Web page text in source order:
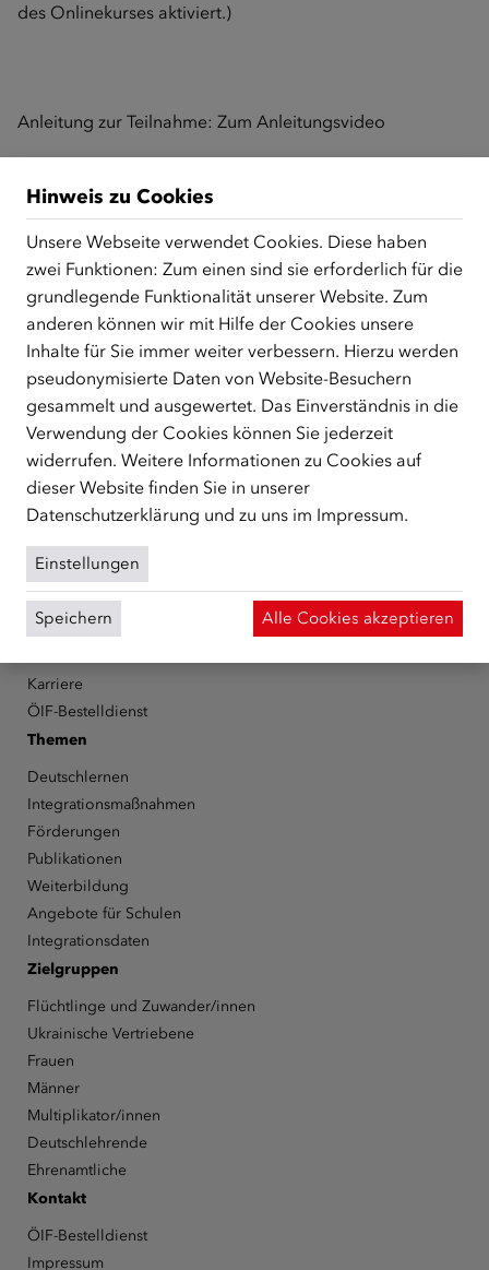
des Onlinekurses aktiviert.)
Anleitung zur Teilnahme: Zum Anleitungsvideo
Zurück zur Übersicht
ÜBER UNS
Der Österreichische Integrationsfonds (ÖIF) ist ein Fonds der
Republik Österreich, der Flüchtlinge, subsidiär
Schutzberechtigte, Vertriebene sowie Zuwander/innen als
zentrale Anlaufstelle bei der Integration in Österreich
unterstützt.mehr
FacebookYouTube InstagramLinkedIn
Der Österreichische Integrationsfonds (ÖIF)
Organigramm
Presse
Karriere
ÖIF-Bestelldienst
Themen
Deutschlernen
Integrationsmaßnahmen
Förderungen
Publikationen
Weiterbildung
Angebote für Schulen
Integrationsdaten
Zielgruppen
Flüchtlinge und Zuwander/innen
Ukrainische Vertriebene
Frauen
Männer
Multiplikator/innen
Deutschlehrende
Ehrenamtliche
Kontakt
ÖIF-Bestelldienst
Impressum
Hinweis zu Cookies
Unsere Webseite verwendet Cookies. Diese haben
zwei Funktionen: Zum einen sind sie erforderlich für die
grundlegende Funktionalität unserer Website. Zum
anderen können wir mit Hilfe der Cookies unsere
Inhalte für Sie immer weiter verbessern. Hierzu werden
pseudonymisierte Daten von Website-Besuchern
gesammelt und ausgewertet. Das Einverständnis in die
Verwendung der Cookies können Sie jederzeit
widerrufen. Weitere Informationen zu Cookies auf
dieser Website finden Sie in unserer
Datenschutzerklärung und zu uns im Impressum.
Einstellungen
Speichern Alle Cookies akzeptieren